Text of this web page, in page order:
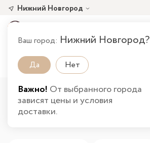
Нижний Новгород
Ваш город: Нижний Новгород?
Да Нет
Важно! От выбранного города
зависят цены и условия
доставки.
Главная Новинки